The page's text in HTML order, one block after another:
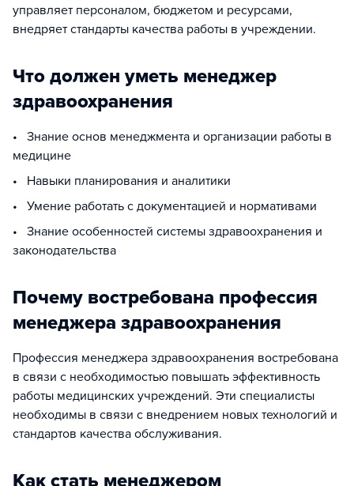
управляет персоналом, бюджетом и ресурсами,
внедряет стандарты качества работы в учреждении.
Что должен уметь менеджер
здравоохранения
• Знание основ менеджмента и организации работы в
медицине
• Навыки планирования и аналитики
• Умение работать с документацией и нормативами
• Знание особенностей системы здравоохранения и
законодательства
Почему востребована профессия
менеджера здравоохранения
Профессия менеджера здравоохранения востребована
в связи с необходимостью повышать эффективность
работы медицинских учреждений. Эти специалисты
необходимы в связи с внедрением новых технологий и
стандартов качества обслуживания.
Как стать менеджером